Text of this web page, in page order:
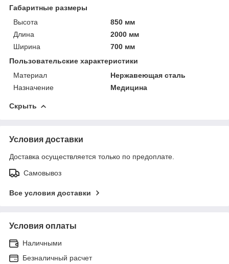
Габаритные размеры
Высота
850 мм
Длина
2000 мм
Ширина
700 мм
Пользовательские характеристики
Материал
Нержавеющая сталь
Назначение
Медицина
Скрыть
Условия доставки
Доставка осуществляется только по предоплате.
Самовывоз
Все условия доставки
Условия оплаты
Наличными
Безналичный расчет